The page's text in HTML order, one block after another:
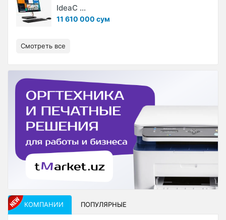
IdeaC ...
11 610 000 сум
Смотреть все
КОМПАНИИ ПОПУЛЯРНЫЕ